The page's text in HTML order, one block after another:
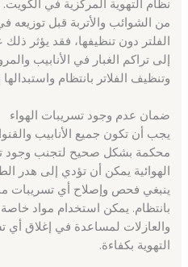
من الشوائب والأتربة قبل توزيعه
الفلتر دون تنظيفها، فقد يؤثر
إلى تراكم الغبار في الأنابيب
وتنظيف الفلاتر بانتظام واستبدالها
ضمان عدم وجود تسريبات الهواء
يجب أن تكون جميع الأنابيب
محكمة بشكل صحيح لتجنب وجود
الهوائية يمكن أن تؤدي إلى هدر
ينبغي فحص وإصلاح أي تسريبات
بانتظام. يمكن استخدام مواد
والعازلات لمساعدة في إغلاق
التهوية بكفاءة.